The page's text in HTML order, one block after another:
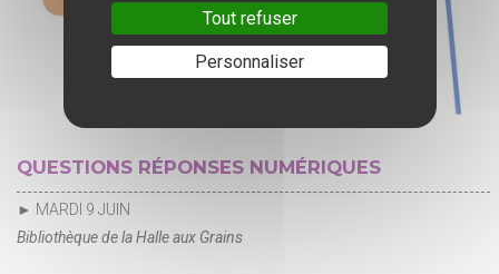
QUESTIONS RÉPONSES NUMÉRIQUES
► MARDI 9 JUIN
Bibliothèque de la Halle aux Grains
Tout refuser
Personnaliser